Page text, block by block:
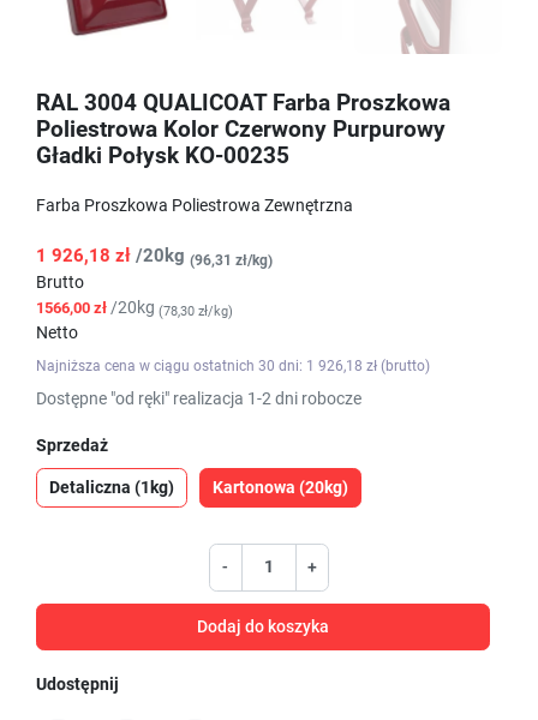
RAL 3004 QUALICOAT Farba Proszkowa
Poliestrowa Kolor Czerwony Purpurowy
Gładki Połysk KO-00235
Farba Proszkowa Poliestrowa Zewnętrzna
1 926,18 zł /20kg (96,31 zł/kg)
Brutto
1566,00 zł /20kg (78,30 zł/kg)
Netto
Najniższa cena w ciągu ostatnich 30 dni: 1 926,18 zł (brutto)
Dostępne "od ręki" realizacja 1-2 dni robocze
Sprzedaż
Detaliczna (1kg) Kartonowa (20kg)
- +
Dodaj do koszyka
Udostępnij